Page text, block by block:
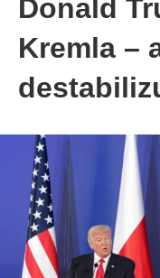
Donald
Kremla –